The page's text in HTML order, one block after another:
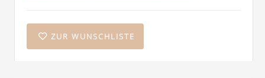
ZUR WUNSCHLISTE